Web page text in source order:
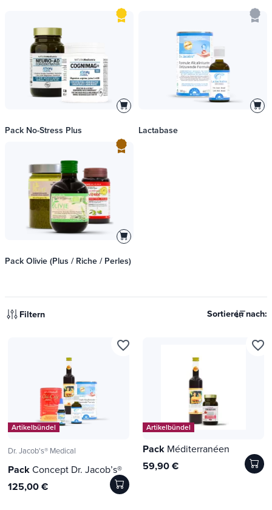
Pack No-Stress Plus Lactabase
Pack Olivie (Plus / Riche / Perles)
Filtern Sortieren nach:
Artikelbündel
Dr. Jacob's® Medical
PackConcept Dr. Jacob’s®
125,00 €
favorite_border
Artikelbündel
Pack Méditerranéen
59,90 €
favorite_border